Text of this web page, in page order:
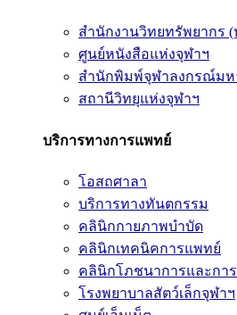
สำนักงานวิทยทรัพยากร
ศูนย์หนังสือแห่งจุฬาฯ
สำนักพิมพ์จุฬาลงกรณ์มห
สถานีวิทยุแห่งจุฬาฯ
บริการทางการแพทย์
โอสถศาลา
บริการทางทันตกรรม
คลินิกกายภาพบำบัด
คลินิกเทคนิคการแพทย์
คลินิกโภชนาการและกา
โรงพยาบาลสัตว์เล็กจุฬาฯ